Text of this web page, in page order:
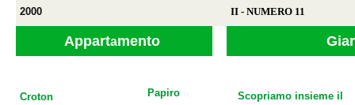
2000 II - NUMERO 11
Appartamento
Croton Papiro Scopriamo insieme il